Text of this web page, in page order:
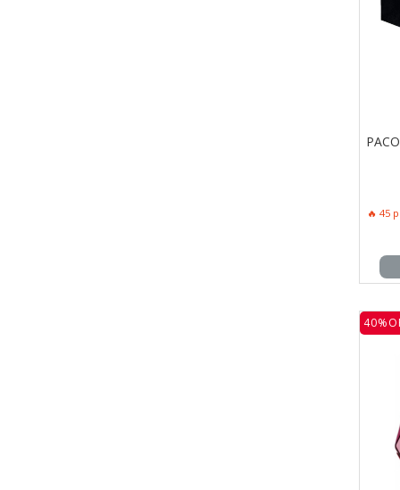
🔥 45